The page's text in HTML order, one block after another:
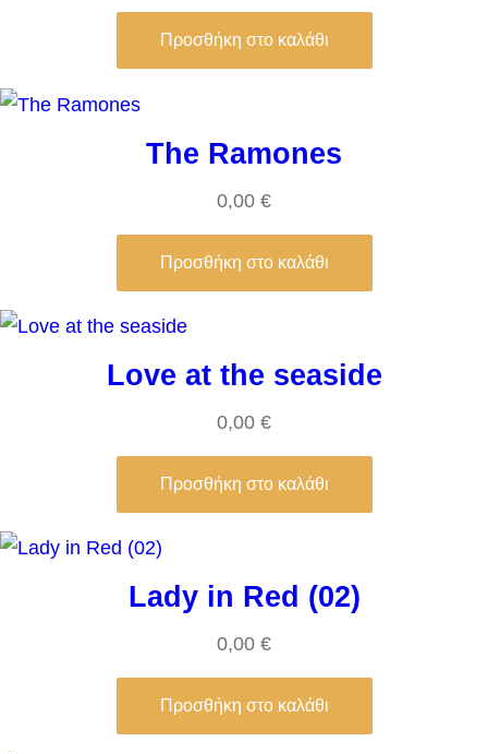
Προσθήκη στο καλάθι
The Ramones
0,00 €
Προσθήκη στο καλάθι
Love at the seaside
0,00 €
Προσθήκη στο καλάθι
Lady in Red (02)
0,00 €
Προσθήκη στο καλάθι